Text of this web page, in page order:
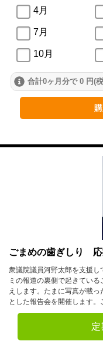
ごまめの歯ぎしり 応
衆議院議員河野太郎を支援し
ミの報道の裏側で起きてい
えします。たまに写真が載
とした報告会を開催します。
4月
7月
10月
2024年
7月
4月
7月
10月
1月
合計0ヶ月分で 0 円(